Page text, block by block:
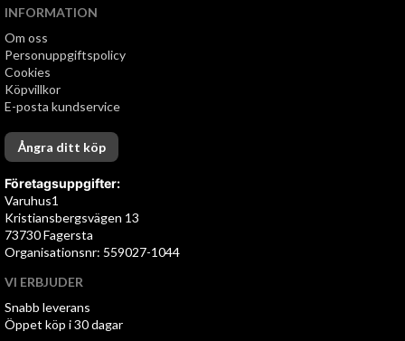
INFORMATION
Om oss
Personuppgiftspolicy
Cookies
Köpvillkor
E-posta kundservice
Ångra ditt köp
Företagsuppgifter:
Varuhus1
Kristiansbergsvägen 13
73730 Fagersta
Organisationsnr: 559027-1044
VI ERBJUDER
Snabb leverans
Öppet köp i 30 dagar